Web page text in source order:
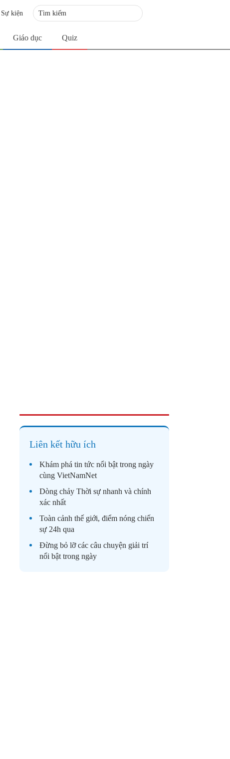
Sự kiện
Giáo dục Quiz
Liên kết hữu ích
Khám phá tin tức nổi bật trong ngày
cùng VietNamNet
Dòng chảy Thời sự nhanh và chính
xác nhất
Toàn cảnh thế giới, điểm nóng chiến
sự 24h qua
Đừng bỏ lỡ các câu chuyện giải trí
nổi bật trong ngày